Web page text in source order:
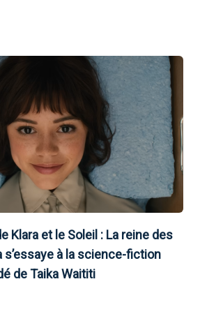
Klara et le Soleil : La reine des
s’essaye à la science-fiction
de Taika Waititi